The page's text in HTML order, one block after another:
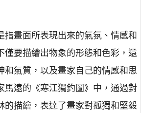
指畫面所表現出來的氣氛、情感和
僅要描繪出物象的形態和色彩，還
和氣質，以及畫家自己的情感和思
馬遠的《寒江獨釣圖》中，通過對
的描繪，表達了畫家對孤獨和堅毅